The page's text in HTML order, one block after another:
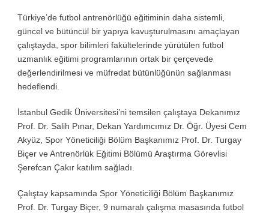
Türkiye’de futbol antrenörlüğü eğitiminin daha sistemli,
güncel ve bütüncül bir yapıya kavuşturulmasını amaçlayan
çalıştayda, spor bilimleri fakültelerinde yürütülen futbol
uzmanlık eğitimi programlarının ortak bir çerçevede
değerlendirilmesi ve müfredat bütünlüğünün sağlanması
hedeflendi.
İstanbul Gedik Üniversitesi’ni temsilen çalıştaya Dekanımız
Prof. Dr. Salih Pınar, Dekan Yardımcımız Dr. Öğr. Üyesi Cem
Akyüz, Spor Yöneticiliği Bölüm Başkanımız Prof. Dr. Turgay
Biçer ve Antrenörlük Eğitimi Bölümü Araştırma Görevlisi
Şerefcan Çakır katılım sağladı.
Çalıştay kapsamında Spor Yöneticiliği Bölüm Başkanımız
Prof. Dr. Turgay Biçer, 9 numaralı çalışma masasında futbol